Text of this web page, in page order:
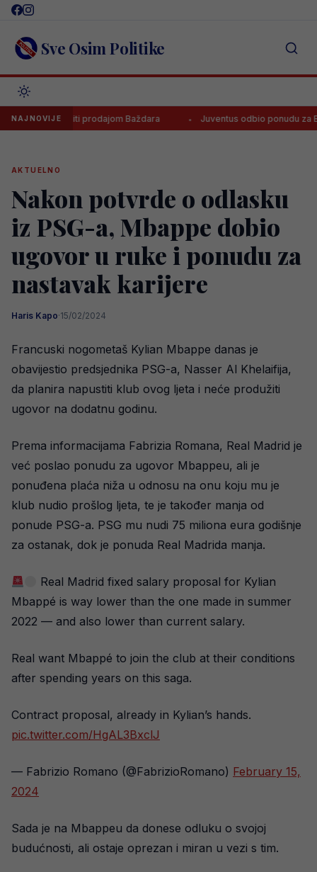
Skip
content Sve Osim Politike
NAJNOVIJE
zaraditi prodajom Baždara Juventus odbio ponudu za
AKTUELNO
Nakon potvrde o odlasku
iz PSG-a, Mbappe dobio
ugovor u ruke i ponudu za
nastavak karijere
Haris Kapo·15/02/2024
Francuski nogometaš Kylian Mbappe danas je
obavijestio predsjednika PSG-a, Nasser Al Khelaifija,
da planira napustiti klub ovog ljeta i neće produžiti
ugovor na dodatnu godinu.
Prema informacijama Fabrizia Romana, Real Madrid je
već poslao ponudu za ugovor Mbappeu, ali je
ponuđena plaća niža u odnosu na onu koju mu je
klub nudio prošlog ljeta, te je također manja od
ponude PSG-a. PSG mu nudi 75 miliona eura godišnje
za ostanak, dok je ponuda Real Madrida manja.
Real Madrid fixed salary proposal for Kylian
Mbappé is way lower than the one made in summer
2022 — and also lower than current salary.
Real want Mbappé to join the club at their conditions
after spending years on this saga.
Contract proposal, already in Kylian’s hands.
pic.twitter.com/HgAL3BxclJ
— Fabrizio Romano (@FabrizioRomano) February 15,
2024
Sada je na Mbappeu da donese odluku o svojoj
budućnosti, ali ostaje oprezan i miran u vezi s tim.